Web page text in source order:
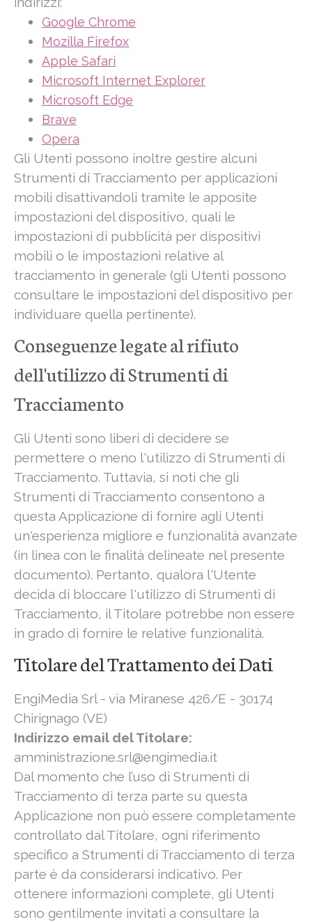
Google Chrome
Mozilla Firefox
Apple Safari
Microsoft Internet Explorer
Microsoft Edge
Brave
Opera
Gli Utenti possono inoltre gestire alcuni
Strumenti di Tracciamento per applicazioni
mobili disattivandoli tramite le apposite
impostazioni del dispositivo, quali le
impostazioni di pubblicità per dispositivi
mobili o le impostazioni relative al
tracciamento in generale (gli Utenti possono
consultare le impostazioni del dispositivo per
individuare quella pertinente).
Conseguenze legate al rifiuto
dell'utilizzo di Strumenti di
Tracciamento
Gli Utenti sono liberi di decidere se
permettere o meno l'utilizzo di Strumenti di
Tracciamento. Tuttavia, si noti che gli
Strumenti di Tracciamento consentono a
questa Applicazione di fornire agli Utenti
un'esperienza migliore e funzionalità avanzate
(in linea con le finalità delineate nel presente
documento). Pertanto, qualora l'Utente
decida di bloccare l'utilizzo di Strumenti di
Tracciamento, il Titolare potrebbe non essere
in grado di fornire le relative funzionalità.
Titolare del Trattamento dei Dati
EngiMedia Srl - via Miranese 426/E - 30174
Chirignago (VE)
Indirizzo email del Titolare:
amministrazione.srl@engimedia.it
Dal momento che l’uso di Strumenti di
Tracciamento di terza parte su questa
Applicazione non può essere completamente
controllato dal Titolare, ogni riferimento
specifico a Strumenti di Tracciamento di terza
parte è da considerarsi indicativo. Per
ottenere informazioni complete, gli Utenti
sono gentilmente invitati a consultare la